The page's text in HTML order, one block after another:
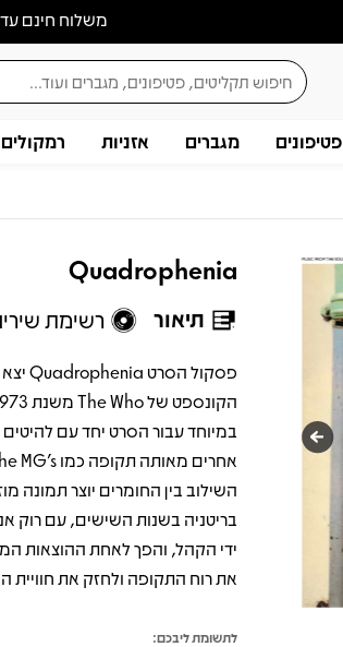
משלוח חינם עד
פטיפונים מגברים אזניות רמקולים
Quadrophenia
תיאור רשימת
במיוחד עבור הסרט יחד עם
השילוב בין החומרים יוצר תמונה
את רוח התקופה ולחזק את חוויית
לתשומת ליבכם: